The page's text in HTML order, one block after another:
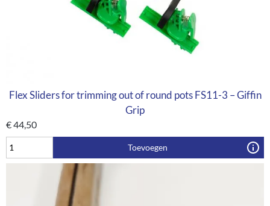
Flex Sliders for trimming out of round pots FS11-3 – Giffin
Grip
€44,50
Toevoegen